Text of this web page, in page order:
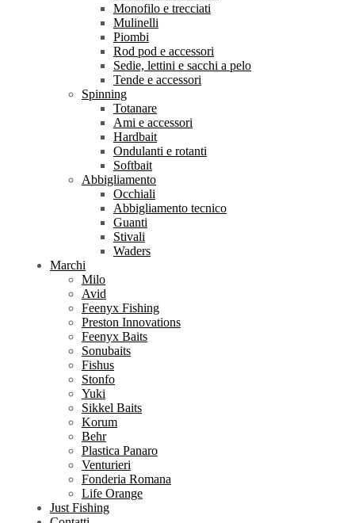
Monofilo e trecciati
Mulinelli
Piombi
Rod pod e accessori
Sedie, lettini e sacchi a pelo
Tende e accessori
Spinning
Totanare
Ami e accessori
Hardbait
Ondulanti e rotanti
Softbait
Abbigliamento
Occhiali
Abbigliamento tecnico
Guanti
Stivali
Waders
Marchi
Milo
Avid
Feenyx Fishing
Preston Innovations
Feenyx Baits
Sonubaits
Fishus
Stonfo
Yuki
Sikkel Baits
Korum
Behr
Plastica Panaro
Venturieri
Fonderia Romana
Life Orange
Just Fishing